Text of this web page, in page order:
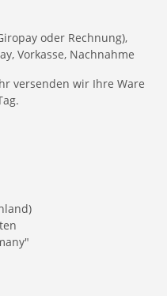
oder Rechnung),
Vorkasse, Nachnahme
versenden wir Ihre Ware